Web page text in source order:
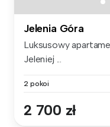
Jelenia Góra
Luksusowy
Jeleniej ...
2 pokoi
2 700 zł